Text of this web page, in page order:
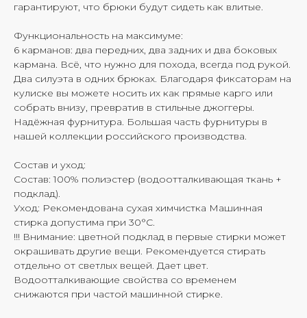
гарантируют, что брюки будут сидеть как влитые.
Функциональность на максимуме:
6 карманов: два передних, два задних и два боковых
кармана. Всё, что нужно для похода, всегда под рукой.
Два силуэта в одних брюках. Благодаря фиксаторам на
кулиске вы можете носить их как прямые карго или
собрать внизу, превратив в стильные джоггеры.
Надёжная фурнитура. Большая часть фурнитуры в
нашей коллекции российского производства.
Состав и уход:
Состав: 100% полиэстер (водоотталкивающая ткань +
подклад).
Уход: Рекомендована сухая химчистка Машинная
стирка допустима при 30°C.
!!! Внимание: цветной подклад в первые стирки может
окрашивать другие вещи. Рекомендуется стирать
отдельно от светлых вещей. Дает цвет.
Водоотталкивающие свойства со временем
снижаются при частой машинной стирке.